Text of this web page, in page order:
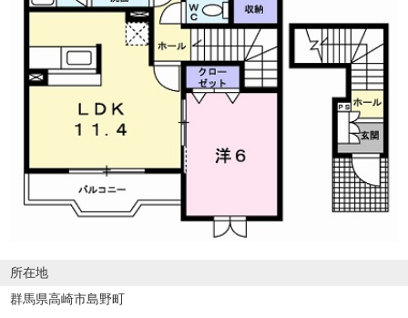
所在地
群馬県高崎市島野町